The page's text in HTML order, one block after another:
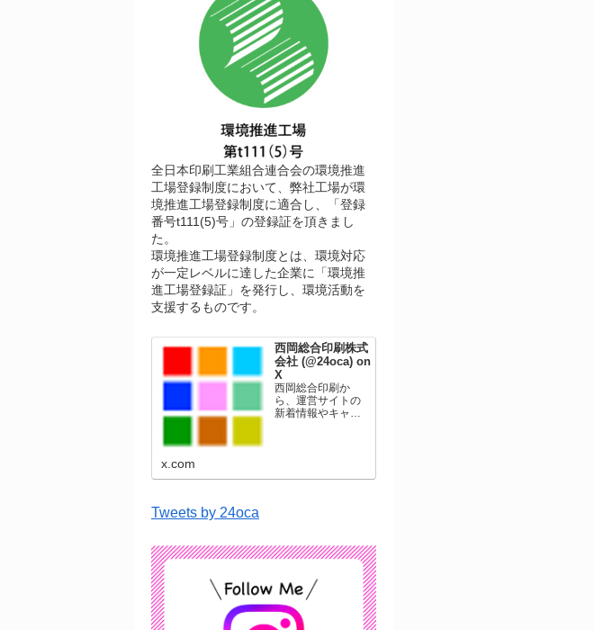
全日本印刷工業組合連合会の環境推進
工場登録制度において、弊社工場が環
境推進工場登録制度に適合し、「登録
番号t111(5)号」の登録証を頂きまし
た。
環境推進工場登録制度とは、環境対応
が一定レベルに達した企業に「環境推
進工場登録証」を発行し、環境活動を
支援するものです。
西岡総合印刷株式
会社 (@24oca) on
X
西岡総合印刷か
ら、運営サイトの
新着情報やキャン
ています。
x.com
Tweets by 24oca